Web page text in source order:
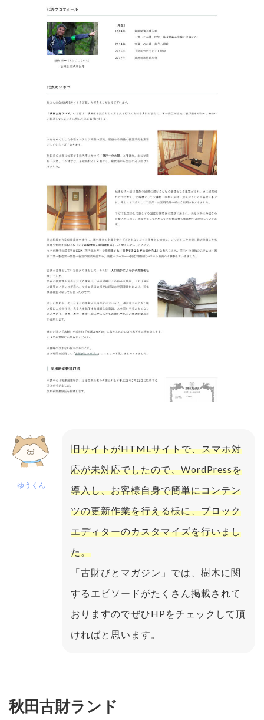
ゆうくん
旧サイトがHTMLサイトで、スマホ対
応が未対応でしたので、WordPressを
導入し、お客様自身で簡単にコンテン
ツの更新作業を行える様に、ブロック
エディターのカスタマイズを行いまし
た。
「古財びとマガジン」では、樹木に関
するエピソードがたくさん掲載されて
おりますのでぜひHPをチェックして頂
ければと思います。
秋田古財ランド